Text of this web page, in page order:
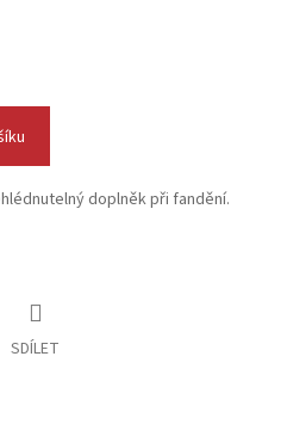
doplněk při fandění.
SDÍLET